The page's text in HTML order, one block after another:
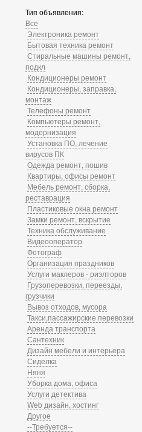
Тип объявления:
Все
Электроника ремонт
Бытовая техника ремонт
Стиральные машины ремонт,
подкл
Кондиционеры ремонт
Кондиционеры, заправка,
монтаж
Телефоны ремонт
Компьютеры ремонт,
модернизация
Установка ПО, лечение
вирусов ПК
Одежда ремонт, пошив
Квартиры, офисы ремонт
Мебель ремонт, сборка,
реставрация
Пластиковые окна ремонт
Замки ремонт, вскрытие
Техника обслуживание
Видеооператор
Фотограф
Организация праздников
Услуги маклеров - риэлторов
Грузоперевозки, переезды,
грузчики
Вывоз отходов, мусора
Такси,пассажирские перевозки
Аренда транспорта
Сантехник
Дизайн мебели и интерьера
Сиделка
Няня
Уборка дома, офиса
Услуги детектива
Web дизайн, хостинг
Другое
--Требуется--